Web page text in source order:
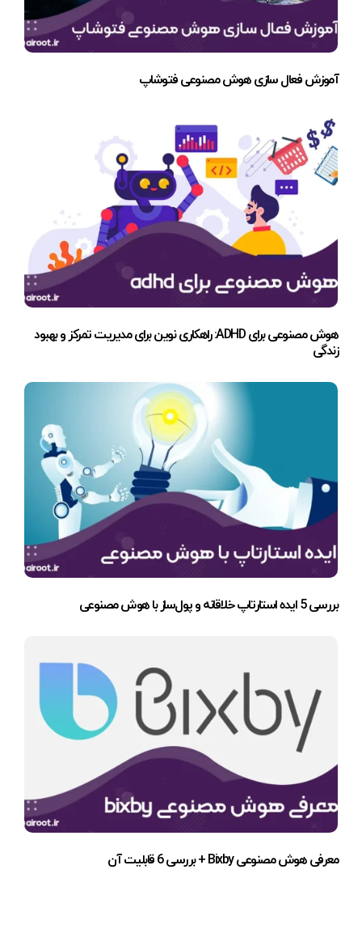
آموزش فعال سازی هوش مصنوعی فتوشاپ
هوش مصنوعی برای ADHD: راهکاری نوین برای مدیریت تمرکز و بهبود
زندگی
بررسی 5 ایده استارتاپ خلاقانه و پول‌ساز با هوش مصنوعی
معرفی هوش مصنوعی Bixby + بررسی 6 قابلیت آن